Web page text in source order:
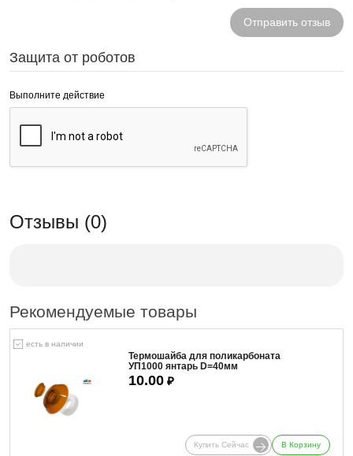
Отправить отзыв
Защита от роботов
Выполните действие
Отзывы (0)
Рекомендуемые товары
есть в наличии
Термошайба для поликарбоната
УП1000 янтарь D=40мм
10.00 ₽
Купить Сейчас В Корзину